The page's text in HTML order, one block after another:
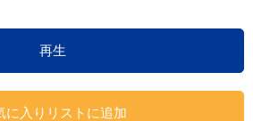
新曲・ランキングなど
ケ最新情報をチェック！
再生
に入りリストに追加